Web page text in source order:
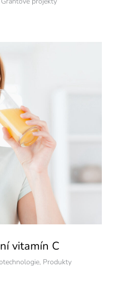
vitamín C
, Produkty